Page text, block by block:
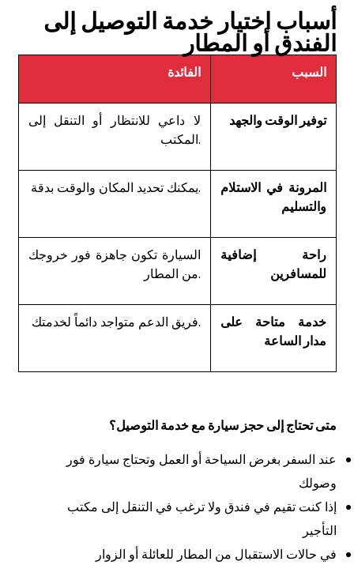
أسباب اختيار خدمة التوصيل إلى
الفندق أو المطار
السبب الفائدة
توفير الوقت والجهد
لا داعي للانتظار أو التنقل إلى
المكتب.
المرونة في الاستلام
والتسليم
يمكنك تحديد المكان والوقت بدقة.
راحة إضافية
للمسافرين
السيارة تكون جاهزة فور خروجك
من المطار.
خدمة متاحة على
مدار الساعة
فريق الدعم متواجد دائماً لخدمتك.
متى تحتاج إلى حجز سيارة مع خدمة التوصيل؟
عند السفر بغرض السياحة أو العمل وتحتاج سيارة فور
وصولك
إذا كنت تقيم في فندق ولا ترغب في التنقل إلى مكتب
التأجير
في حالات الاستقبال من المطار للعائلة أو الزوار